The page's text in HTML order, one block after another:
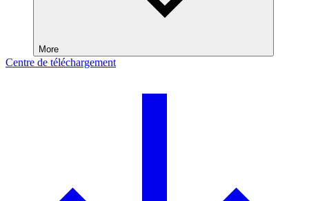
More
Centre de téléchargement